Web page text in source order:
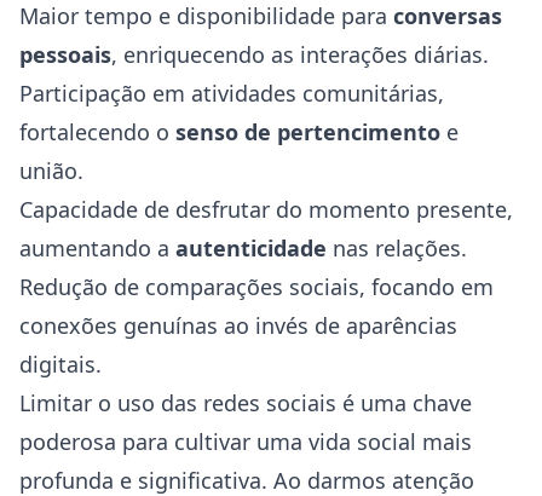
Maior tempo e disponibilidade para conversas
pessoais, enriquecendo as interações diárias.
Participação em atividades comunitárias,
fortalecendo o senso de pertencimento e
união.
Capacidade de desfrutar do momento presente,
aumentando a autenticidade nas relações.
Redução de comparações sociais, focando em
conexões genuínas ao invés de aparências
digitais.
Limitar o uso das redes sociais é uma chave
poderosa para cultivar uma vida social mais
profunda e significativa. Ao darmos atenção